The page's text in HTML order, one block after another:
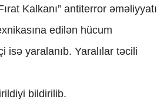
Kalkanı” antiterror əməliyyatı
edilən hücum
yaralanıb. Yaralılar təcili
bildirilib.